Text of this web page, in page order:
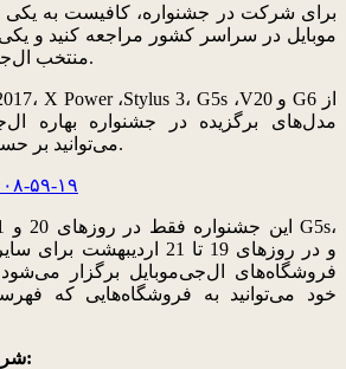
برای شرکت در جشنواره، کافیست به
موبایل در سراسر کشور مراجعه کنید و
منتخب ال‌جی در جشنواره را بخرید.
مدل‌های برگزیده در جشنواره بهاره
می‌توانید بر حسب نیاز خود انتخاب کنید.
فروشگاه‌های ال‌جی‌موبایل برگزار
خود می‌توانید به فروشگاه‌هایی که
شرایط دریافت کارت هدیه: